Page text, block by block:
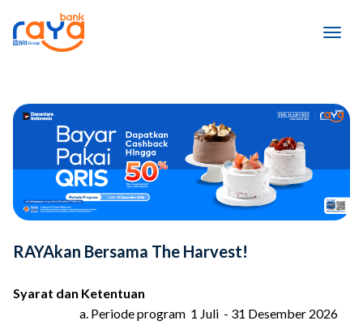
RAYAkan Bersama The Harvest!
Syarat dan Ketentuan
Periode program  1 Juli  - 31 Desember 2026